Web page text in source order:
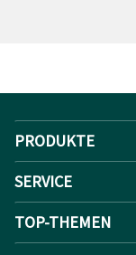
PRODUKTE
SERVICE
TOP-THEMEN